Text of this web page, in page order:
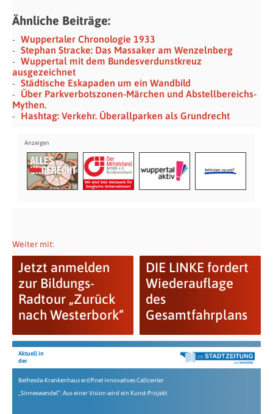
Ähnliche Beiträge:
Wuppertaler Chronologie 1933
Stephan Stracke: Das Massaker am Wenzelnberg
Wuppertal mit dem Bundesverdunstkreuz
ausgezeichnet
Städtische Eskapaden um ein Wandbild
Über Parkverbotszonen-Märchen und Abstellbereichs-
Mythen.
Hashtag: Verkehr. Überallparken als Grundrecht
Weiter mit:
Jetzt anmelden
zur Bildungs-
Radtour „Zurück
nach Westerbork“
DIE LINKE fordert
Wiederauflage
des
Gesamtfahrplans
Aktuell in
der
Bethesda-Krankenhaus eröffnet innovatives Callcenter
„Sinneswandel“: Aus einer Vision wird ein Kunst-Projekt